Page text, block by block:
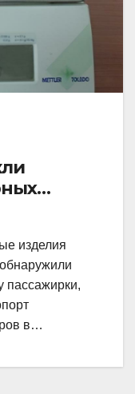
изделия
пассажирки,
в…